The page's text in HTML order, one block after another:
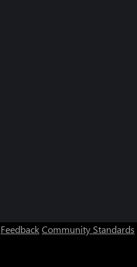
FeedbackCommunity Standards